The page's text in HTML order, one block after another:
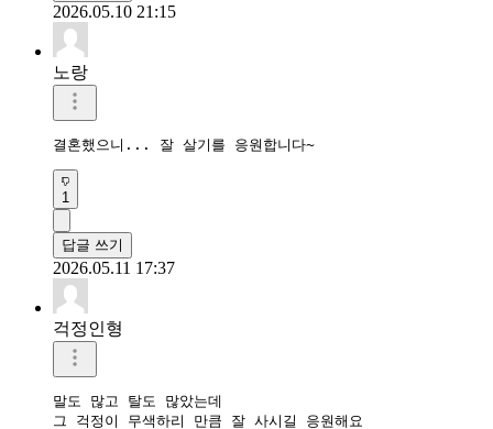
2026.05.10 21:15
노랑
결혼했으니... 잘 살기를 응원합니다~
1
답글 쓰기
2026.05.11 17:37
걱정인형
말도 많고 탈도 많았는데